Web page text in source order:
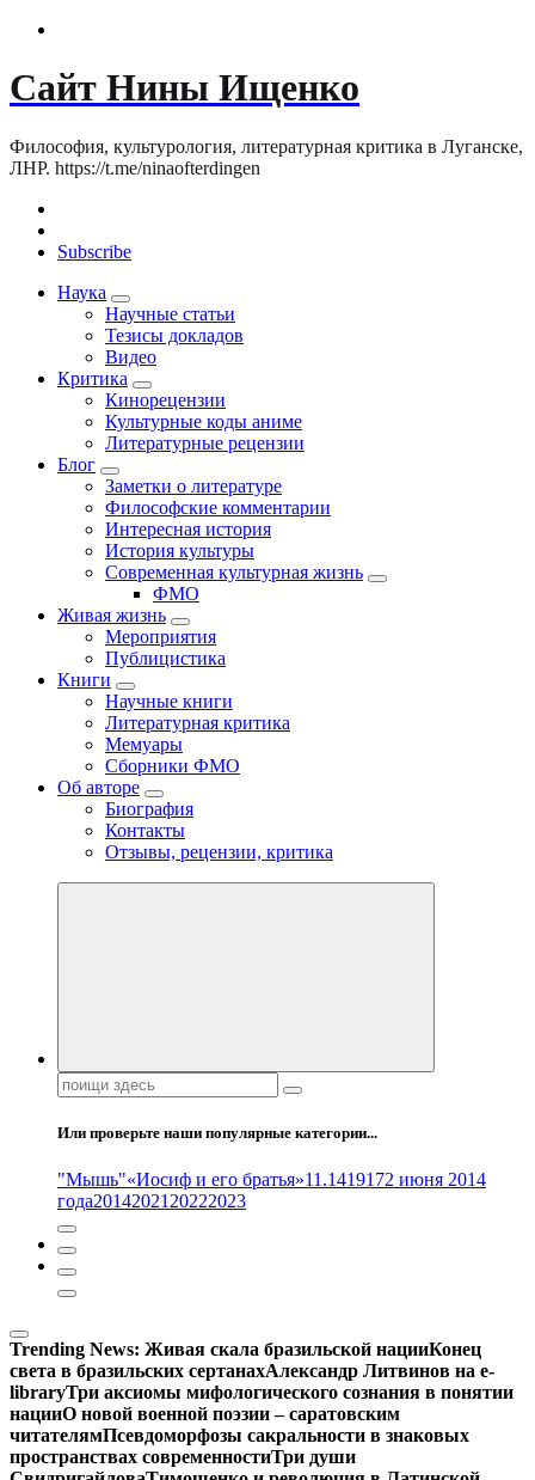
Сайт Нины Ищенко
Философия, культурология, литературная критика в Луганске,
ЛНР. https://t.me/ninaofterdingen
Subscribe
Наука
Научные статьи
Тезисы докладов
Видео
Критика
Кинорецензии
Культурные коды аниме
Литературные рецензии
Блог
Заметки о литературе
Философские комментарии
Интересная история
История культуры
Современная культурная жизнь
ФМО
Живая жизнь
Мероприятия
Публицистика
Книги
Научные книги
Литературная критика
Мемуары
Сборники ФМО
Об авторе
Биография
Контакты
Отзывы, рецензии, критика
Поиск:
Или проверьте наши популярные категории...
"Мышь"«Иосиф и его братья»11.1419172 июня 2014
года20142021 20222023
Trending News: Живая скала бразильской нацииКонец
света в бразильских сертанахАлександр Литвинов на e-
libraryТри аксиомы мифологического сознания в понятии
нацииО новой военной поэзии – саратовским
читателямПсевдоморфозы сакральности в знаковых
пространствах современностиТри души